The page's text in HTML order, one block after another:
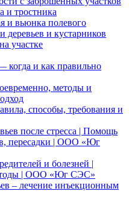
и тростника
и вьюнка полевого
деревьев и кустарников
участке
когда и как правильно
методы и
способы, требования и
после стресса | Помощь
пересадки | ООО «Юг
и болезней |
| ООО «Юг СЭС»
– лечение инъекционным